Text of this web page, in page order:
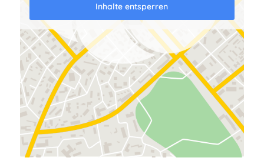
Inhalte entsperren